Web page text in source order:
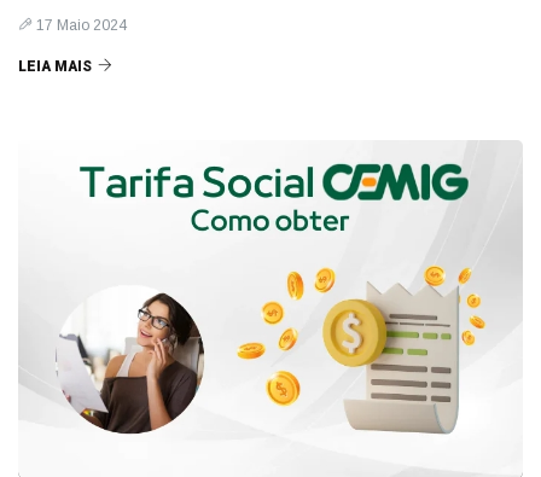
17 Maio 2024
LEIA MAIS